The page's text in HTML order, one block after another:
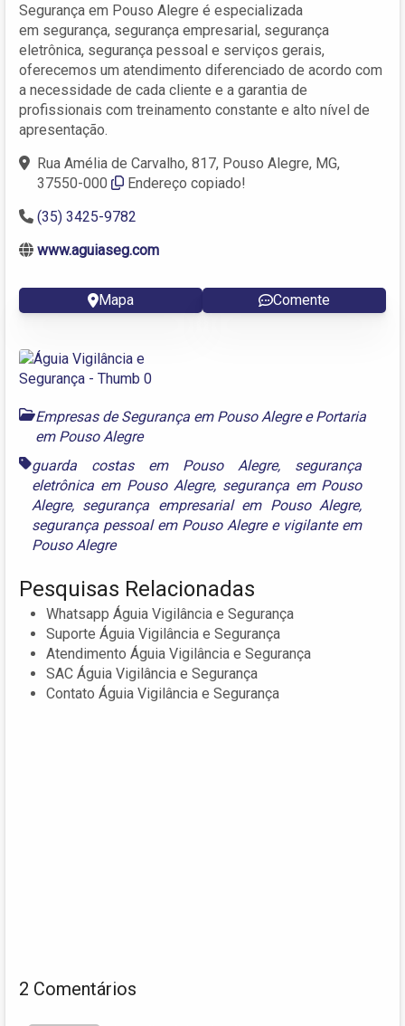
Segurança em Pouso Alegre é especializada
em segurança, segurança empresarial, segurança
eletrônica, segurança pessoal e serviços gerais,
oferecemos um atendimento diferenciado de acordo com
a necessidade de cada cliente e a garantia de
profissionais com treinamento constante e alto nível de
apresentação.
Rua Amélia de Carvalho, 817, Pouso Alegre, MG,
37550-000
Endereço copiado!
(35) 3425-9782
www.aguiaseg.com
Mapa Comente
Empresas de Segurança em Pouso AlegreePortaria
em Pouso Alegre
guarda costas em Pouso Alegre, segurança
eletrônica em Pouso Alegre, segurança em Pouso
Alegre, segurança empresarial em Pouso Alegre,
segurança pessoal em Pouso Alegree vigilante em
Pouso Alegre
Pesquisas Relacionadas
Whatsapp Águia Vigilância e Segurança
Suporte Águia Vigilância e Segurança
Atendimento Águia Vigilância e Segurança
SAC Águia Vigilância e Segurança
Contato Águia Vigilância e Segurança
2 Comentários